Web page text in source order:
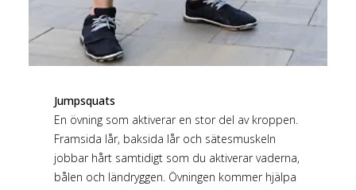
Jumpsquats
En övning som aktiverar en stor del av kroppen.
Framsida lår, baksida lår och sätesmuskeln
jobbar hårt samtidigt som du aktiverar vaderna,
bålen och ländryggen. Övningen kommer hjälpa